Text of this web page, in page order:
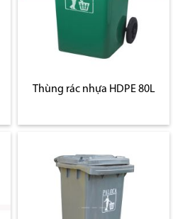
Thùng rác nhựa HDPE 80L